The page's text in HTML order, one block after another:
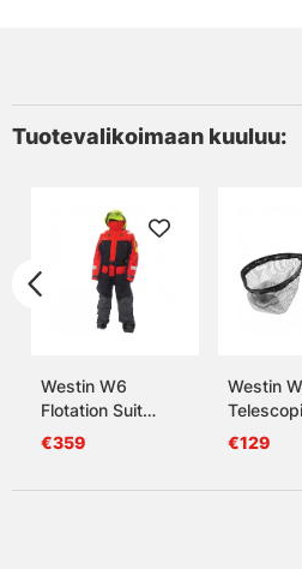
Tuotevalikoimaan kuuluu:
Westin W6
Flotation Suit
Midnight Sun
€359
Westin
Landing
€129